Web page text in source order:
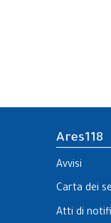
Ares118
Avvisi
Carta dei
Atti di